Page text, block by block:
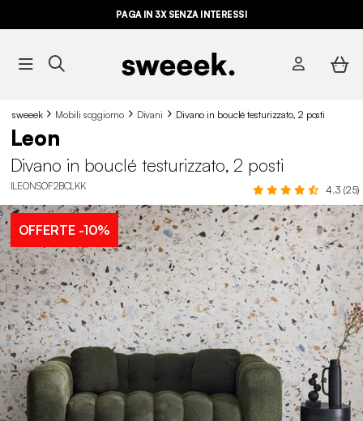
PAGA IN 3X SENZA INTERESSI
sweeek Mobili soggiorno Divani Divano in bouclé testurizzato, 2 posti
Leon
Divano in bouclé testurizzato, 2 posti
ILEONSOF2BCLKK 4.3 (25)
OFFERTE-10%